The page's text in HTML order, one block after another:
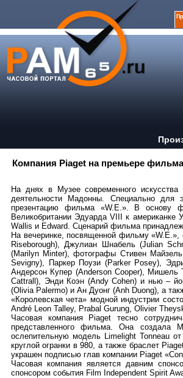
Компания Piaget на премьере
На днях в Музее современного
деятельности Мадонны. Специально для
презентацию фильма «W.E.». В основу
Великобритании Эдуарда VIII к
Wallis и Edward. Сценарий фильма
На вечеринке, посвященной фильму «W.E.»,
Riseborough), Джулиан Шнабель (Julian
(Marilyn Minter), фотографы Стивен
Sevigny), Паркер Поузи (Parker Posey),
Андерсон Купер (Anderson Cooper),
Cattrall), Энди Коэн (Andy Cohen) и нью –
(Olivia Palermo) и Ан Дуонг (Anh Duong), а
«Королевская чета» модной индустрии
André Leon Talley, Prabal Gurung, Olivier
Часовая компания Piaget тесно
представленного фильма. Она создала
ослепительную модель Limelight Tonneau
круглой огранки в 980, а также браслет
украшен подписью глав компании Piaget
Часовая компания является давним
спонсором события Film Independent Spirit